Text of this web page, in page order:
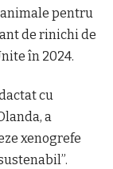
pentru
de rinichi de
în 2024.
cu
a
xenogrefe